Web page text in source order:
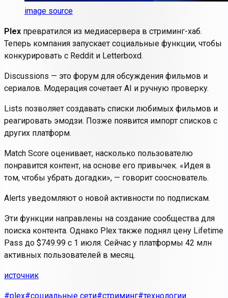
image source
Plex превратился из медиасервера в стриминг-хаб.
Теперь компания запускает социальные функции, чтобы
конкурировать с Reddit и Letterboxd.
Discussions — это форум для обсуждения фильмов и
сериалов. Модерация сочетает AI и ручную проверку.
Lists позволяет создавать списки любимых фильмов и
реагировать эмодзи. Позже появится импорт списков с
других платформ.
Match Score оценивает, насколько пользователю
понравится контент, на основе его привычек. «Идея в
том, чтобы убрать догадки», — говорит сооснователь.
Alerts уведомляют о новой активности по подпискам.
Эти функции направлены на создание сообщества для
поиска контента. Однако Plex также поднял цену Lifetime
Pass до $749.99 с 1 июля. Сейчас у платформы 42 млн
активных пользователей в месяц.
источник
#plex#социальные сети#стриминг#технологии